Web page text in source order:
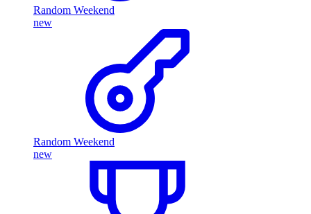
Random Weekend
new
Random Weekend
new